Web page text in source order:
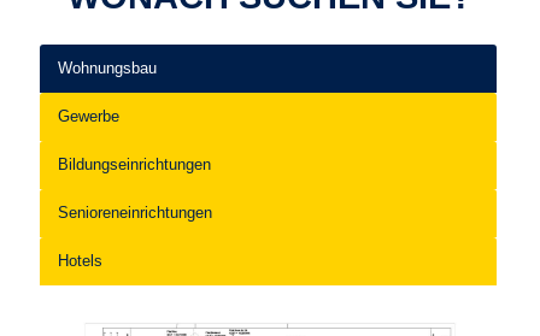
Wohnungsbau
Gewerbe
Bildungseinrichtungen
Senioreneinrichtungen
Hotels